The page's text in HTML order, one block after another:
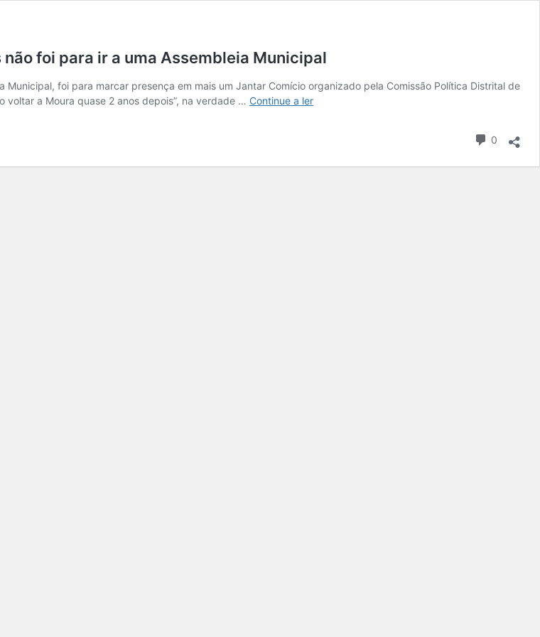
foi para ir a uma Assembleia Municipal
foi para marcar presença em mais um Jantar Comício organizado pela Comissão Política Distrital de
voltar a Moura quase 2 anos depois”, na verdade … Continue a ler
0